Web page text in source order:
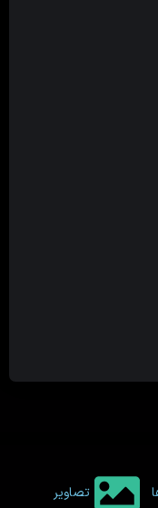
تصاویر